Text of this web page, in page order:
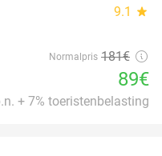
9.1 star
Normalpris 181€
89€
+ 7% toeristenbelasting